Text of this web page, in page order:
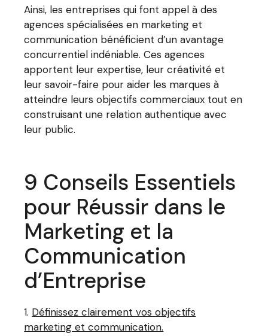
Ainsi, les entreprises qui font appel à des
agences spécialisées en marketing et
communication bénéficient d’un avantage
concurrentiel indéniable. Ces agences
apportent leur expertise, leur créativité et
leur savoir-faire pour aider les marques à
atteindre leurs objectifs commerciaux tout en
construisant une relation authentique avec
leur public.
9 Conseils Essentiels
pour Réussir dans le
Marketing et la
Communication
d’Entreprise
Définissez clairement vos objectifs
marketing et communication.